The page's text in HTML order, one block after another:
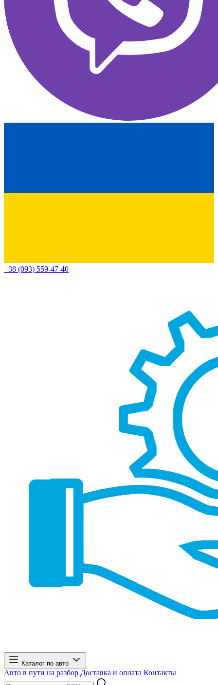
+38 (093) 559-47-40
Каталог по авто
Авто в пути на разбор Доставка и оплата Контакты